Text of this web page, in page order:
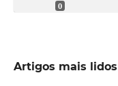
0
Artigos mais